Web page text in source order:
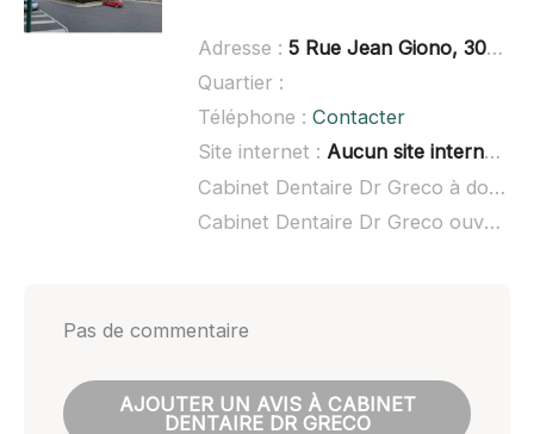
Adresse : 5 Rue Jean Giono, 30340 Saint-Privat-des-Vieux
Quartier :
Téléphone : Contacter
Site internet : Aucun site internet connu
Cabinet Dentaire Dr Greco à domicile :
Cabinet Dentaire Dr Greco ouvert dimanche :
Pas de commentaire
AJOUTER UN AVIS À CABINET
DENTAIRE DR GRECO